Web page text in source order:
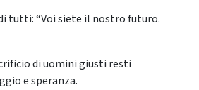
tutti: “Voi siete il nostro futuro.
di uomini giusti resti
e speranza.